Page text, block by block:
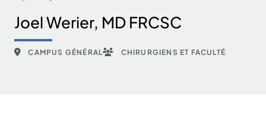
Joel Werier, MD FRCSC
CAMPUS GÉNÉRAL CHIRURGIENS ET FACULTÉ